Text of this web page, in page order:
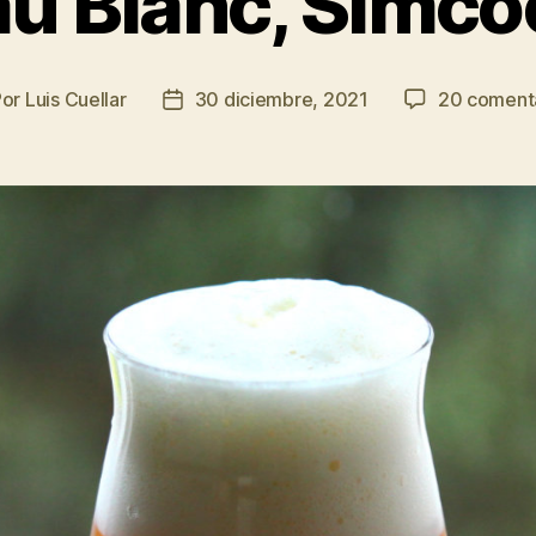
Luis Cuellar
Fecha
entrada
30 diciembre, 2021 20